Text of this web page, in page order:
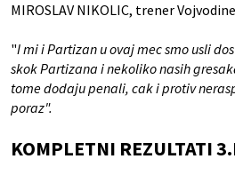
MIROSLAV NIKOLIC, trener Vojvodine
"I mi i Partizan u ovaj mec smo usli
skok Partizana i nekoliko nasih
tome dodaju penali, cak i protiv
poraz".
KOMPLETNI REZULTATI